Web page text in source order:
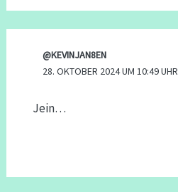
@KEVINJAN8EN
28. OKTOBER 2024 UM 10:49 UHR
Jein…